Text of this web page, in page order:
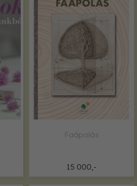
15 000,-
Faápolás